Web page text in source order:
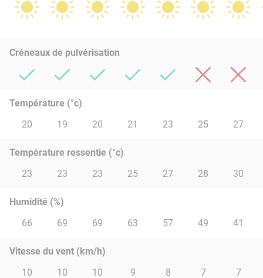
Créneaux de pulvérisation
Température (°c)
20
19 20 21 23 25 27
Température ressentie (°c)
23
23 23 25 27 28 30
Humidité (%)
66
69 69 63 57 49 41
Vitesse du vent (km/h)
10
10 10 9 8 7 7